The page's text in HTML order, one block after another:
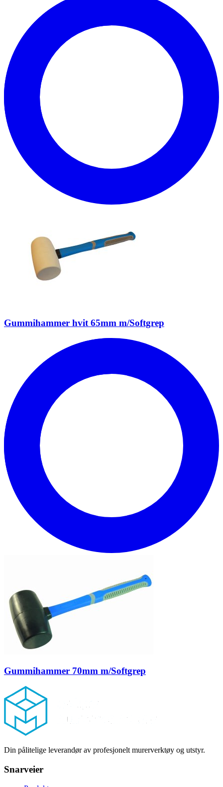
Gummihammer hvit 65mm m/Softgrep
Gummihammer 70mm m/Softgrep
Footer
Din pålitelige leverandør av profesjonelt murerverktøy og utstyr.
Snarveier